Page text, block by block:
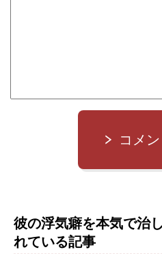
コメ
彼の浮気癖を本気で治
れている記事